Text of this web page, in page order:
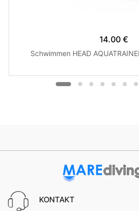
14.00 €
Schwimmen HEAD
KONTAKT